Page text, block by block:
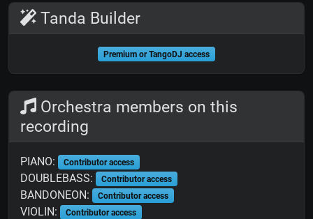
Tanda Builder
Premium or TangoDJ access
Orchestra members on this
recording
PIANO: Contributor access
DOUBLEBASS: Contributor access
BANDONEON: Contributor access
VIOLIN: Contributor access